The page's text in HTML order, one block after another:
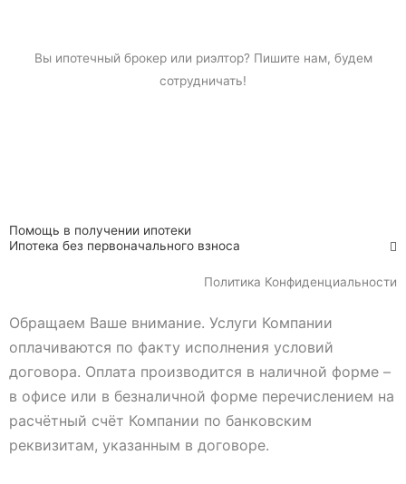
Вы ипотечный брокерили риэлтор? Пишите нам, будем
сотрудничать!
Помощь в получении ипотеки
Ипотека без первоначального взноса
Политика Конфиденциальности
Обращаем Ваше внимание. Услуги Компании
оплачиваются по факту исполнения условий
договора. Оплата производится в наличной форме –
в офисе или в безналичной форме перечислением на
расчётный счёт Компании по банковским
реквизитам, указанным в договоре.